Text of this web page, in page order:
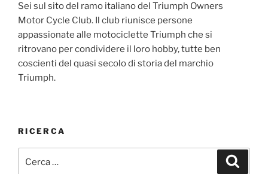
Sei sul sito del ramo italiano del Triumph Owners
Motor Cycle Club. Il club riunisce persone
appassionate alle motociclette Triumph che si
ritrovano per condividere il loro hobby, tutte ben
coscienti del quasi secolo di storia del marchio
Triumph.
RICERCA